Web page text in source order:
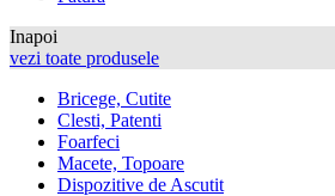
Inapoi
vezi toate produsele
Bricege, Cutite
Clesti, Patenti
Foarfeci
Macete, Topoare
Dispozitive de Ascutit